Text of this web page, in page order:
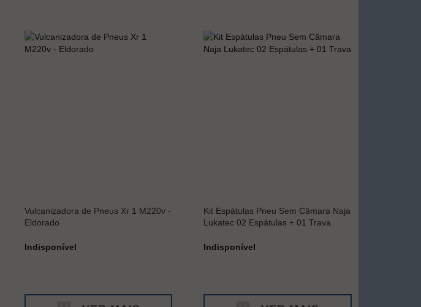
Vulcanizadora de Pneus Xr 1 M220v -
Eldorado
Indisponível
Kit Espátulas Pneu Sem Câmara Naja
Lukatec 02 Espátulas + 01 Trava
Indisponível